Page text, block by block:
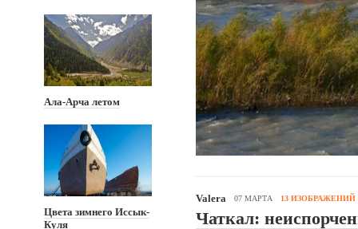
Ала-Арча летом
Цвета зимнего Иссык-
Куля
Valera 07 МАРТА 13 ИЗОБРАЖЕНИЙ
Чаткал: